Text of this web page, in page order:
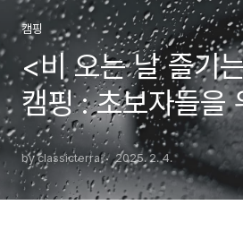
캠핑
<비 오는 날 즐기
캠핑 : 초보자들을
>
by classicterra 2025. 2. 4.